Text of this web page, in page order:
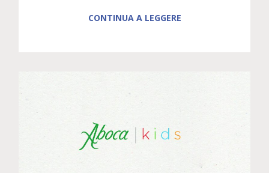
CONTINUA A LEGGERE